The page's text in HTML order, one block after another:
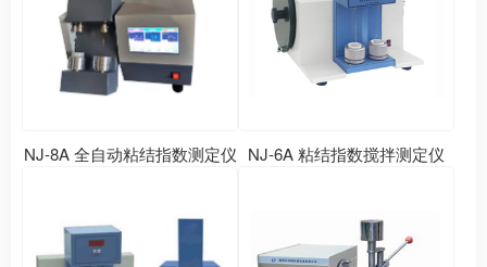
NJ-8A 全自动粘结指数测定仪 NJ-6A 粘结指数搅拌测定仪